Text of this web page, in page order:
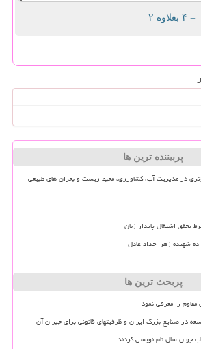
= ۴ بعلاوه ۲
پربیننده ترین ها
در مدیریت آب، کشاورزی، محیط زیست و بحران های طبیعی
تحقق اشتغال پایدار زنان
شهیده زهرا حداد عادل
پربحث ترین ها
را معرفی نمود
در صنایع بزرگ ایران و ظرفیتهای قانونی برای جبران آن